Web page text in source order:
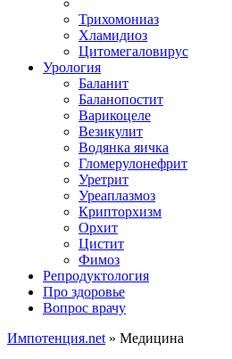
Трихомониаз
Хламидиоз
Цитомегаловирус
Урология
Баланит
Баланопостит
Варикоцеле
Везикулит
Водянка яичка
Гломерулонефрит
Уретрит
Уреаплазмоз
Крипторхизм
Орхит
Цистит
Фимоз
Репродуктология
Про здоровье
Вопрос врачу
Импотенция.net » Медицина